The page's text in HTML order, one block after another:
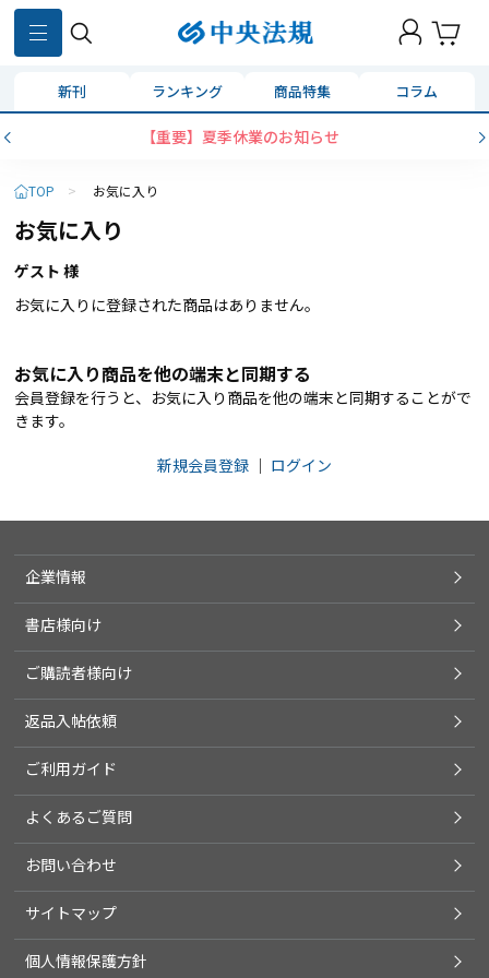
新刊 ランキング 商品特集 コラム
【重要】夏季休業のお知らせ
TOP > お気に入り
お気に入り
ゲスト 様
お気に入りに登録された商品はありません。
お気に入り商品を他の端末と同期する
会員登録を行うと、お気に入り商品を他の端末と同期することがで
きます。
新規会員登録 ｜ ログイン
企業情報
書店様向け
ご購読者様向け
返品入帖依頼
ご利用ガイド
よくあるご質問
お問い合わせ
サイトマップ
個人情報保護方針